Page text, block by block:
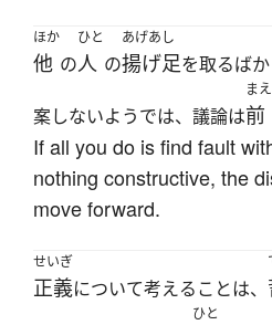
ほか
他 の
ひと
人 の
あげあし
揚げ足を取るば
案しないようでは、議論は
まえ
前
If all you do is find fault
nothing constructive, the
move forward.
せいぎ
正義について考えることは、
ひと